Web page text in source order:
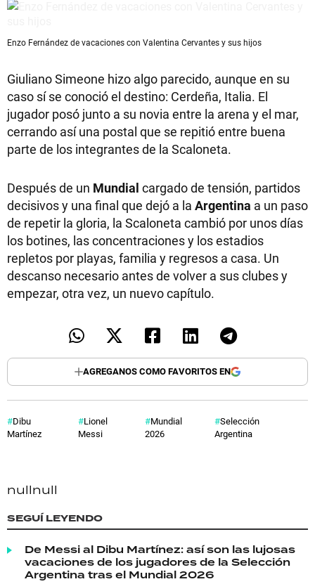
Enzo Fernández de vacaciones con Valentina Cervantes y sus hijos
Giuliano Simeone hizo algo parecido, aunque en su
caso sí se conoció el destino: Cerdeña, Italia. El
jugador posó junto a su novia entre la arena y el mar,
cerrando así una postal que se repitió entre buena
parte de los integrantes de la Scaloneta.
Después de un Mundial cargado de tensión, partidos
decisivos y una final que dejó a la Argentina a un paso
de repetir la gloria, la Scaloneta cambió por unos días
los botines, las concentraciones y los estadios
repletos por playas, familia y regresos a casa. Un
descanso necesario antes de volver a sus clubes y
empezar, otra vez, un nuevo capítulo.
AGREGANOS COMO FAVORITOS EN
Dibu
Martínez
Lionel
Messi
Mundial
2026
Selección
Argentina
nullnull
SEGUÍ LEYENDO
De Messi al Dibu Martínez: así son las lujosas
vacaciones de los jugadores de la Selección
Argentina tras el Mundial 2026